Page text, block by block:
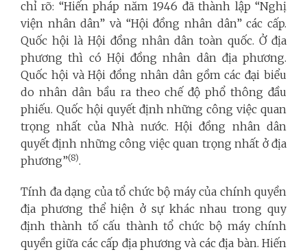
chỉ rõ: “Hiến pháp năm 1946 đã thành lập “Nghị
viện nhân dân” và “Hội đồng nhân dân” các cấp.
Quốc hội là Hội đồng nhân dân toàn quốc. Ở địa
phương thì có Hội đồng nhân dân địa phương.
Quốc hội và Hội đồng nhân dân gồm các đại biểu
do nhân dân bầu ra theo chế độ phổ thông đầu
phiếu. Quốc hội quyết định những công việc quan
trọng nhất của Nhà nước. Hội đồng nhân dân
quyết định những công việc quan trọng nhất ở địa
phương”(8).
Tính đa dạng của tổ chức bộ máy của chính quyền
địa phương thể hiện ở sự khác nhau trong quy
định thành tố cấu thành tổ chức bộ máy chính
quyền giữa các cấp địa phương và các địa bàn. Hiến